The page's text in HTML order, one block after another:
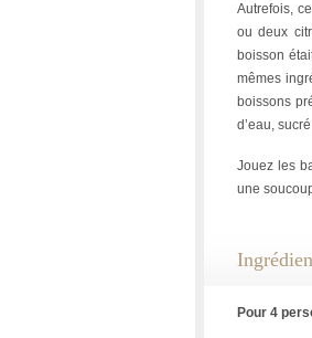
Autrefois,
ou deux
boisson
mêmes
boissons
d’eau,
Jouez les
une
Pour 4